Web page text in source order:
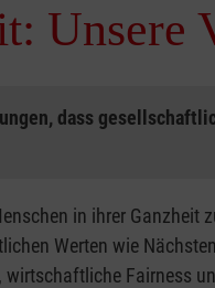
Unsere
dass
in ihrer Ganzheit
Werten wie
Fairness